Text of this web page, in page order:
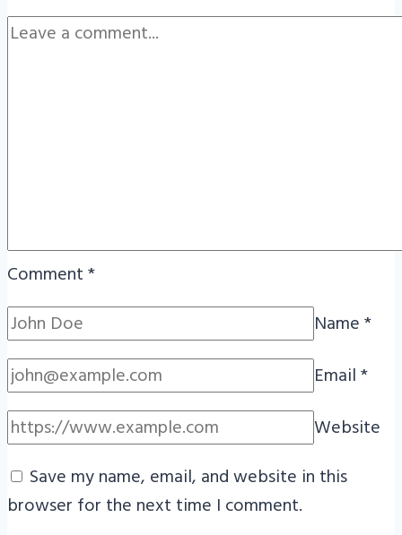
Comment*
Name*
Email*
Website
Save my name, email, and website in this
browser for the next time I comment.